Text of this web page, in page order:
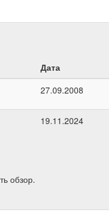
Дата
27.09.2008
19.11.2024
обзор.